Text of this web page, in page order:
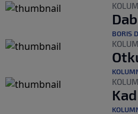
BORIS